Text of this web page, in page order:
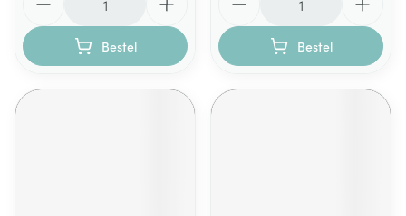
Bestel Bestel